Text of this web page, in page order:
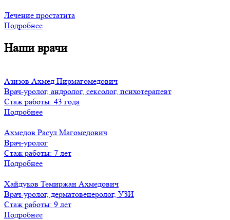
Лечение простатита
Подробнее
Наши врачи
Азизов Ахмед Пирмагомедович
Врач-уролог, андролог, сексолог, психотерапевт
Стаж работы: 43 года
Подробнее
Ахмедов Расул Магомедович
Врач-уролог
Стаж работы: 7 лет
Подробнее
Хайдуков Темиржан Ахмедович
Врач-уролог, дерматовенеролог, УЗИ
Стаж работы: 9 лет
Подробнее